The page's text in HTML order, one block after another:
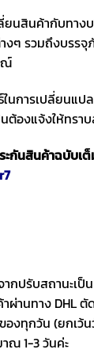
นสินค้ากับทาง
งๆ รวมถึงบรร
ณ์
นการเปลี่ยนแปล
ต้องแจ้งให้ทรา
ะกันสินค้าฉบับเต็
ปรับสถานะเป็น
ผ่านทาง DHL
องทุกวัน (ยกเว้
าณ 1-3 วันค่ะ